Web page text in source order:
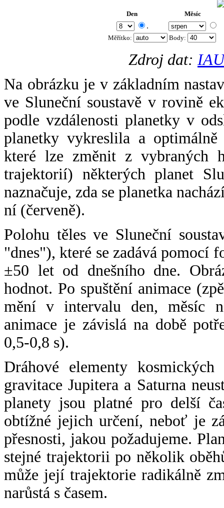
Den Měsíc
.
Měřítko: Body:
Zdroj dat:
Na obrázku je v základním
ve Sluneční soustavě v rovině
podle vzdálenosti planetky v
planetky vykreslila a
které lze změnit z vybraných
trajektorií) některých planet
naznačuje, zda se planetka
ní (červeně).
Polohu těles ve Sluneční
"dnes"), které se zadává pomocí
±50 let od dnešního dne.
hodnot. Po spuštění animace
mění v intervalu den, měsíc
animace je závislá na době
0,5-0,8 s).
Dráhové elementy
gravitace Jupitera a Saturna
planety jsou platné pro delší
obtížné jejich určení, neboť je
přesnosti, jakou požadujeme.
stejné trajektorii po několik
může její trajektorie radikálně
narůstá s časem.